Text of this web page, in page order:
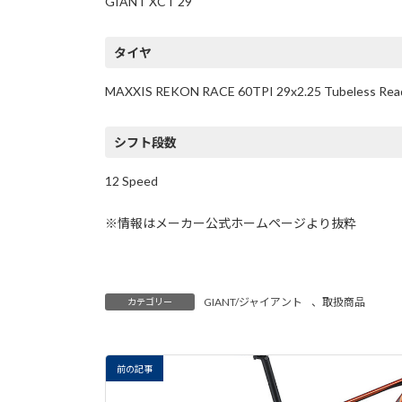
タイヤ
MAXXIS REKON RACE 60TPI 29x2.25 Tubeless
シフト段数
12 Speed
※情報はメーカー公式ホームページより抜粋
カテゴリー GIANT/ジャイアント 、 取扱商品
前の記事